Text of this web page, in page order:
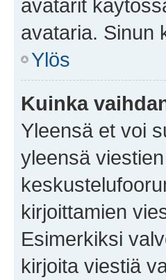
avatarit
avataria. Sinun
Ylös
Kuinka
Yleensä et voi
yleensä
kirjoittamien
Esimerkiksi
kirjoita viestiä